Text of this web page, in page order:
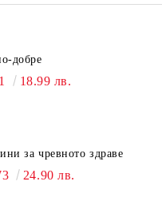
добре
18.99 лв.
за чревното здраве
24.90 лв.